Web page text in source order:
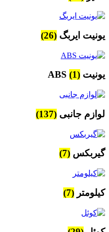
یونیت ایربگ (26)
یونیت ABS (1)
لوازم جانبی (137)
گیربکس (7)
کیلومتر (7)